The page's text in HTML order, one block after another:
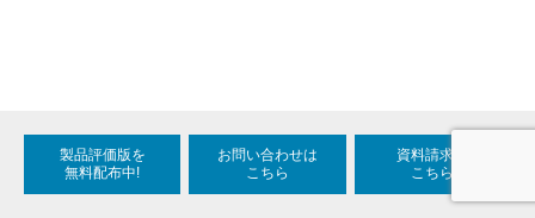
製品評価版を
無料配布中!
お問い合わせは
こちら
資料請求は
こちら